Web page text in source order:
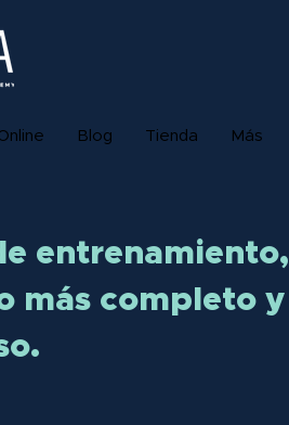
Blog Tienda Más
entrenamiento,
más completo y